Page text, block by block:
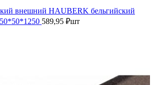
внешний HAUBERK бельгийский
589,95 ₽шт